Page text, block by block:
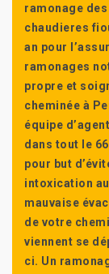
ramonage
chaudieres
an pour
ramonages
propre et
cheminée à
équipe
dans tout le
pour but
intoxication
mauvaise
de votre
viennent se
ci. Un